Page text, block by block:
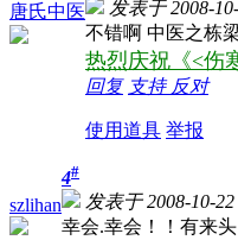
唐氏中医 发表于 2008-
不错啊 中医之栋
热烈庆祝《<伤
回复 支持 反对
使用道具 举报
szlihan
4#
发表于 2008-10-
幸会.幸会！！有来头